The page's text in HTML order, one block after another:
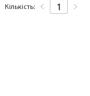
Кількість: